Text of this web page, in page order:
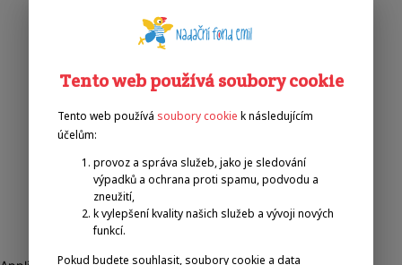
Tento web používá soubory cookie
Tento web používá soubory cookie k následujícím
účelům:
provoz a správa služeb, jako je sledování
výpadků a ochrana proti spamu, podvodu a
zneužití,
k vylepšení kvality našich služeb a vývoji nových
funkcí.
Pokud budete souhlasit, soubory cookie a data